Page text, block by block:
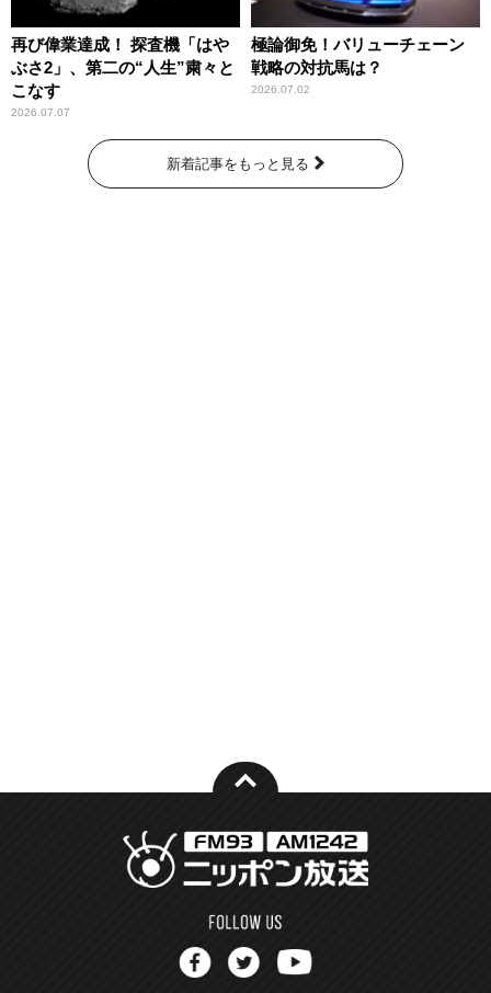
再び偉業達成！ 探査機「はや
ぶさ2」、第二の“人生”粛々と
こなす
2026.07.07
極論御免！バリューチェーン
戦略の対抗馬は？
2026.07.02
新着記事をもっと見る